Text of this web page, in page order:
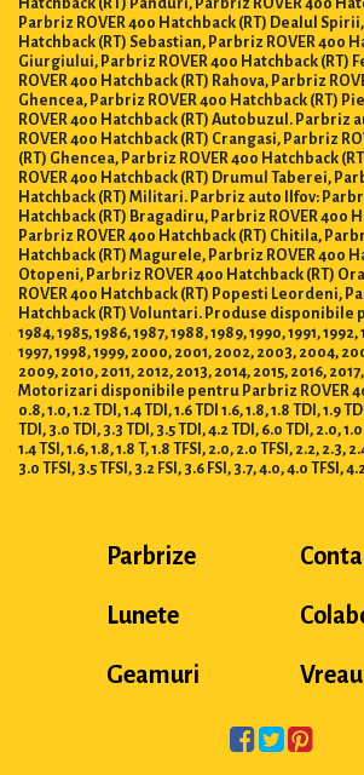
Parbriz ROVER 400 Hatchback (RT) Dealul
Hatchback (RT) Sebastian, Parbriz ROVER 400
Giurgiului, Parbriz ROVER 400 Hatchback (RT)
ROVER 400 Hatchback (RT) Rahova, Parbriz
Ghencea, Parbriz ROVER 400 Hatchback (RT)
ROVER 400 Hatchback (RT) Autobuzul. Parbriz
ROVER 400 Hatchback (RT) Crangasi, Parbriz
(RT) Ghencea, Parbriz ROVER 400 Hatchback
ROVER 400 Hatchback (RT) Drumul Taberei,
Hatchback (RT) Militari. Parbriz auto Ilfov:
Hatchback (RT) Bragadiru, Parbriz ROVER 400
Parbriz ROVER 400 Hatchback (RT) Chitila,
Hatchback (RT) Magurele, Parbriz ROVER 400
Otopeni, Parbriz ROVER 400 Hatchback (RT)
ROVER 400 Hatchback (RT) Popesti Leordeni,
Hatchback (RT) Voluntari. Produse disponibile
1984, 1985, 1986, 1987, 1988, 1989, 1990, 1991, 1992,
1997, 1998, 1999, 2000, 2001, 2002, 2003, 2004,
2009, 2010, 2011, 2012, 2013, 2014, 2015, 2016,
Motorizari disponibile pentru Parbriz ROVER
0.8, 1.0, 1.2 TDI, 1.4 TDI, 1.6 TDI 1.6, 1.8, 1.8 TDI, 1.9
TDI, 3.0 TDI, 3.3 TDI, 3.5 TDI, 4.2 TDI, 6.0 TDI, 2.0, 1.0
1.4 TSI, 1.6, 1.8, 1.8 T, 1.8 TFSI, 2.0, 2.0 TFSI, 2.2, 2.3,
3.0 TFSI, 3.5 TFSI, 3.2 FSI, 3.6 FSI, 3.7, 4.0, 4.0 TFSI,
Parbrize
Lunete
Geamuri